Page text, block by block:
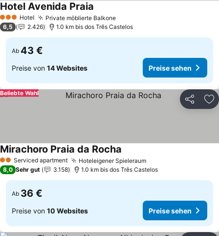
3 SterneHotel Private möblierte BalkonePreise sehen
Hotel Avenida Praia
6,5 2.426 1.0 km bis dos Três Castelos
Ab 43 €
Preise von 14 Websites Preise sehen
Teilen
Beliebte Wahl
2 SterneServiced apartment Hoteleigener SpieleraumPreise sehen
Mirachoro Praia da Rocha
8,0 Sehr gut 3.158 1.0 km bis dos Três Castelos
Ab 36 €
Preise von 10 Websites Preise sehen